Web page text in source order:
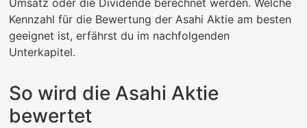
Kennzahl für die Bewertung der Asahi Aktie am besten
geeignet ist, erfährst du im nachfolgenden
Unterkapitel.
So wird die Asahi Aktie
bewertet